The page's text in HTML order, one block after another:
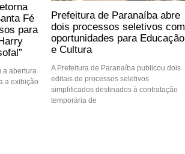
Fé
para
a abertura
a exibição
Prefeitura de Paranaíba abre
dois processos seletivos com
oportunidades para Educação
e Cultura
A Prefeitura de Paranaíba publicou dois
editais de processos seletivos
simplificados destinados à contratação
temporária de